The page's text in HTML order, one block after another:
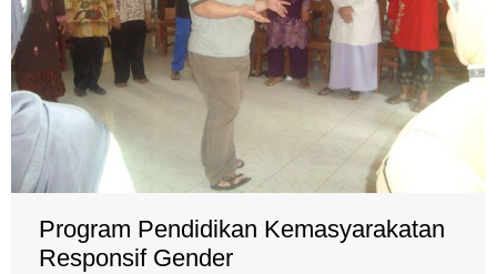
Program Pendidikan Kemasyarakatan
Responsif Gender